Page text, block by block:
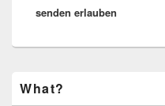
senden erlauben
Seitenleisten-
What?